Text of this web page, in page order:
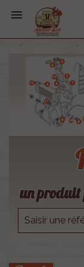

un produit